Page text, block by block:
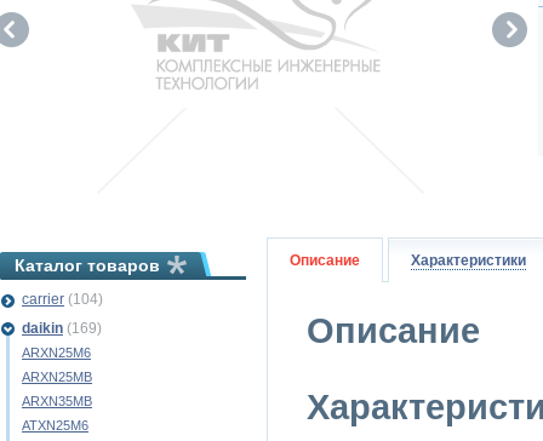
Описание Характеристики
Описание
Каталог товаров
carrier (104)
daikin (169)
ARXN25M6
ARXN25MB
ARXN35MB
ATXN25M6